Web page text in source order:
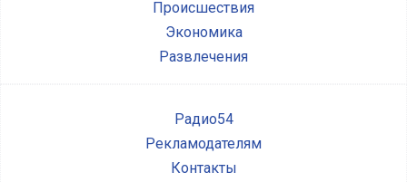
Происшествия
Экономика
Развлечения
Радио54
Рекламодателям
Контакты